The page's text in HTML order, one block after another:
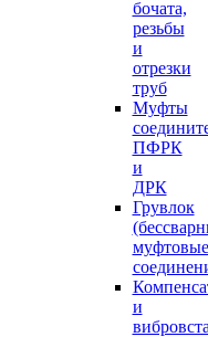
бочата,
резьбы
и
отрезки
труб
Муфты
ПФРК
и
ДРК
Грувлок
муфтовые
и